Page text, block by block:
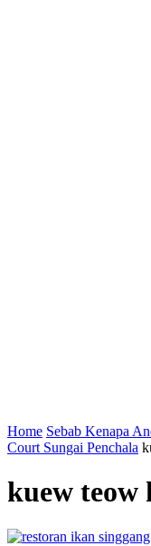
Home Sebab Kenapa
Court Sungai Penchala
kuew teow